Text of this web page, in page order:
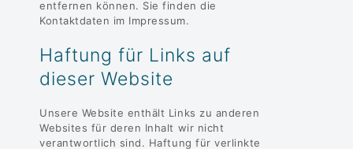
entfernen können. Sie finden die
Kontaktdaten im Impressum.
Haftung für Links auf
dieser Website
Unsere Website enthält Links zu anderen
Websites für deren Inhalt wir nicht
verantwortlich sind. Haftung für verlinkte